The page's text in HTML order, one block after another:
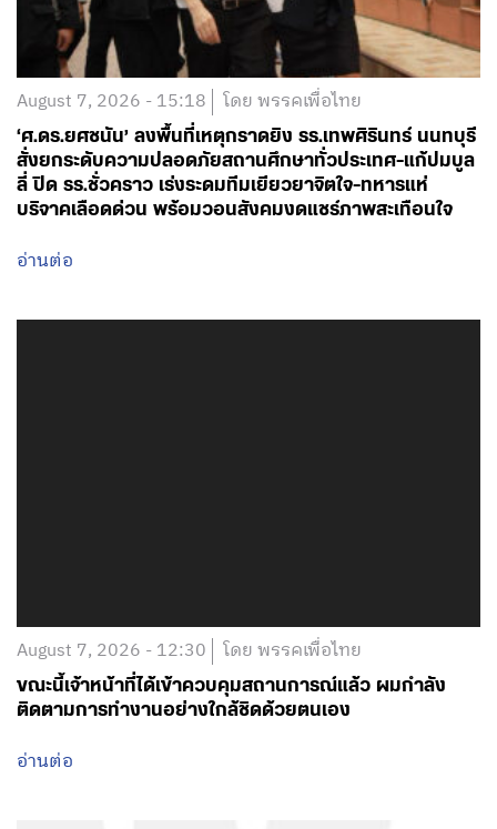
August 7, 2026 - 15:18 โดย พรรคเพื่อไทย
‘ศ.ดร.ยศชนัน’ ลงพื้นที่เหตุกราดยิง รร.เทพศิรินทร์ นนทบุรี
สั่งยกระดับความปลอดภัยสถานศึกษาทั่วประเทศ-แก้ปมบูล
ลี่ ปิด รร.ชั่วคราว เร่งระดมทีมเยียวยาจิตใจ-ทหารแห่
บริจาคเลือดด่วน พร้อมวอนสังคมงดแชร์ภาพสะเทือนใจ
อ่านต่อ
August 7, 2026 - 12:30 โดย พรรคเพื่อไทย
ขณะนี้เจ้าหน้าที่ได้เข้าควบคุมสถานการณ์แล้ว ผมกำลัง
ติดตามการทำงานอย่างใกล้ชิดด้วยตนเอง
อ่านต่อ